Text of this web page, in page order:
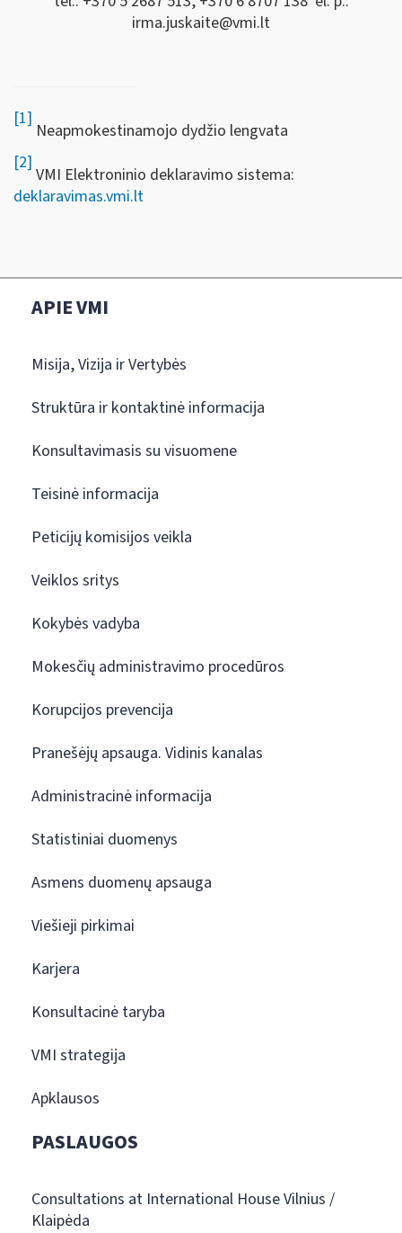
irma.juskaite@vmi.lt
[1]
Neapmokestinamojo dydžio lengvata
[2]
VMI Elektroninio deklaravimo sistema:
deklaravimas.vmi.lt
APIE VMI
Misija, Vizija ir Vertybės
Struktūra ir kontaktinė informacija
Konsultavimasis su visuomene
Teisinė informacija
Peticijų komisijos veikla
Veiklos sritys
Kokybės vadyba
Mokesčių administravimo procedūros
Korupcijos prevencija
Pranešėjų apsauga. Vidinis kanalas
Administracinė informacija
Statistiniai duomenys
Asmens duomenų apsauga
Viešieji pirkimai
Karjera
Konsultacinė taryba
VMI strategija
Apklausos
PASLAUGOS
Consultations at International House Vilnius /
Klaipėda